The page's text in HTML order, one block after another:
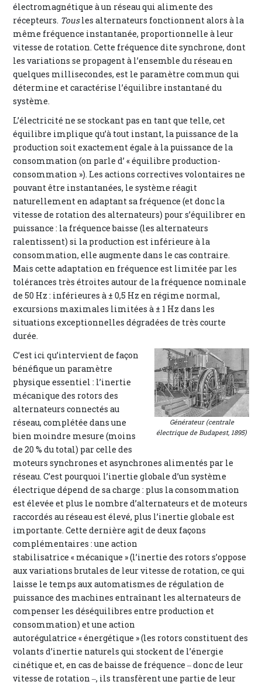
électromagnétique à un réseau qui alimente des
récepteurs. Tousles alternateurs fonctionnent alors à la
même fréquence instantanée, proportionnelle à leur
vitesse de rotation. Cette fréquence dite synchrone, dont
les variations se propagent à l’ensemble du réseau en
quelques millisecondes, est le paramètre commun qui
détermine et caractérise l’équilibre instantané du
système.
L’électricité ne se stockant pas en tant que telle, cet
équilibre implique qu’à tout instant, la puissance de la
production soit exactement égale à la puissance de la
consommation (on parle d’ « équilibre production-
consommation »). Les actions correctives volontaires ne
pouvant être instantanées, le système réagit
naturellement en adaptant sa fréquence (et donc la
vitesse de rotation des alternateurs) pour s’équilibrer en
puissance : la fréquence baisse (les alternateurs
ralentissent) si la production est inférieure à la
consommation, elle augmente dans le cas contraire.
Mais cette adaptation en fréquence est limitée par les
tolérances très étroites autour de la fréquence nominale
de 50 Hz : inférieures à ± 0,5 Hz en régime normal,
excursions maximales limitées à ± 1 Hz dans les
situations exceptionnelles dégradées de très courte
durée.
Générateur (centrale
électrique de Budapest, 1895)
C’est ici qu’intervient de façon
bénéfique un paramètre
physique essentiel : l’inertie
mécanique des rotors des
alternateurs connectés au
réseau, complétée dans une
bien moindre mesure (moins
de 20 % du total) par celle des
moteurs synchrones et asynchrones alimentés par le
réseau. C’est pourquoi l’inertie globale d’un système
électrique dépend de sa charge : plus la consommation
est élevée et plus le nombre d’alternateurs et de moteurs
raccordés au réseau est élevé, plus l’inertie globale est
importante. Cette dernière agit de deux façons
complémentaires : une action
stabilisatrice « mécanique » (l’inertie des rotors s’oppose
aux variations brutales de leur vitesse de rotation, ce qui
laisse le temps aux automatismes de régulation de
puissance des machines entraînant les alternateurs de
compenser les déséquilibres entre production et
consommation) et une action
autorégulatrice « énergétique » (les rotors constituent des
volants d’inertie naturels qui stockent de l’énergie
cinétique et, en cas de baisse de fréquence ‒ donc de leur
vitesse de rotation ‒, ils transfèrent une partie de leur